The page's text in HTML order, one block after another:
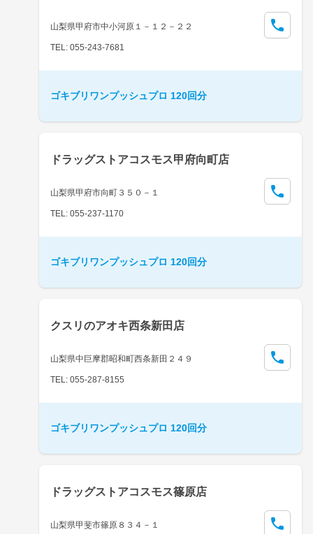
山梨県甲府市中小河原１－１２－２２
TEL: 055-243-7681
ゴキブリワンプッシュプロ 120回分
ドラッグストアコスモス甲府向町店
山梨県甲府市向町３５０－１
TEL: 055-237-1170
ゴキブリワンプッシュプロ 120回分
クスリのアオキ西条新田店
山梨県中巨摩郡昭和町西条新田２４９
TEL: 055-287-8155
ゴキブリワンプッシュプロ 120回分
ドラッグストアコスモス篠原店
山梨県甲斐市篠原８３４－１